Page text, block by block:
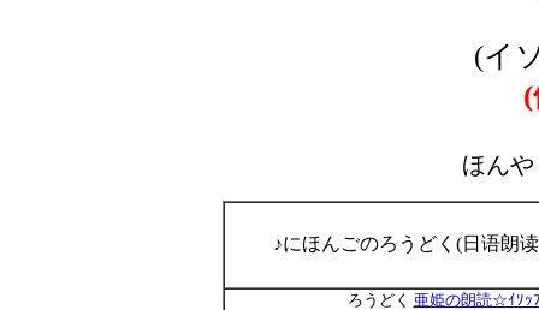
(イ
ほん
♪にほんごのろうどく(日语朗
ろうどく 亜姫の朗読☆ｲｿｯ